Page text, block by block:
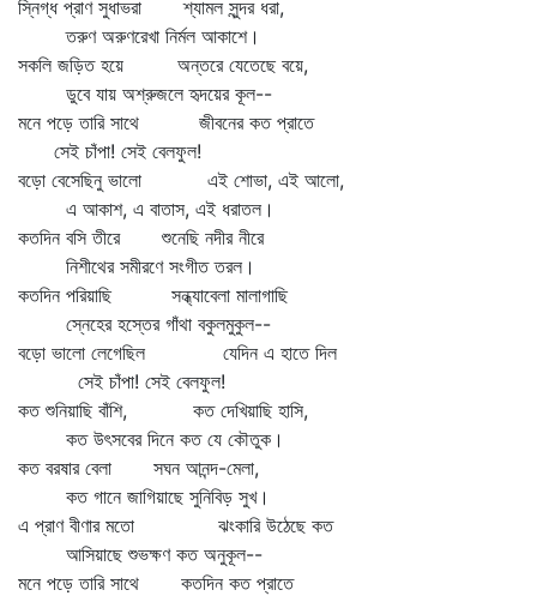
স্নিগ্ধ প্রাণ সুধাভরা শ্যামল সুন্দর ধরা,
তরুণ অরুণরেখা নির্মল আকাশে।
সকলি জড়িত হয়ে অন্তরে যেতেছে বয়ে,
ডুবে যায় অশ্রুজলে হৃদয়ের কূল--
মনে পড়ে তারি সাথে জীবনের কত প্রাতে
সেই চাঁপা! সেই বেলফুল!
বড়ো বেসেছিনু ভালো এই শোভা, এই আলো,
এ আকাশ, এ বাতাস, এই ধরাতল।
কতদিন বসি তীরে শুনেছি নদীর নীরে
নিশীথের সমীরণে সংগীত তরল।
কতদিন পরিয়াছি সন্ধ্যাবেলা মালাগাছি
স্নেহের হস্তের গাঁথা বকুলমুকুল--
বড়ো ভালো লেগেছিল যেদিন এ হাতে দিল
সেই চাঁপা! সেই বেলফুল!
কত শুনিয়াছি বাঁশি, কত দেখিয়াছি হাসি,
কত উৎসবের দিনে কত যে কৌতুক।
কত বরষার বেলা সঘন আনন্দ-মেলা,
কত গানে জাগিয়াছে সুনিবিড় সুখ।
এ প্রাণ বীণার মতো ঝংকারি উঠেছে কত
আসিয়াছে শুভক্ষণ কত অনুকূল--
মনে পড়ে তারি সাথে কতদিন কত প্রাতে